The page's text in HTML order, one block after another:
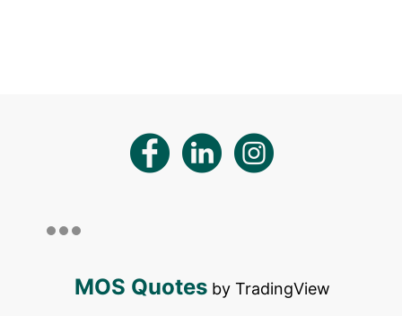
MOS Quotesby TradingView